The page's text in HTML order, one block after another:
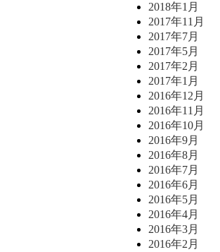
2018年1月
2017年11月
2017年7月
2017年5月
2017年2月
2017年1月
2016年12月
2016年11月
2016年10月
2016年9月
2016年8月
2016年7月
2016年6月
2016年5月
2016年4月
2016年3月
2016年2月